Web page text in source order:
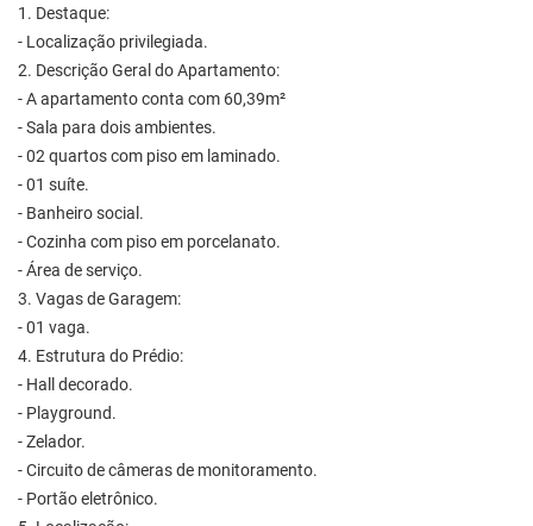
1. Destaque:
- Localização privilegiada.
2. Descrição Geral do Apartamento:
- A apartamento conta com 60,39m²
- Sala para dois ambientes.
- 02 quartos com piso em laminado.
- 01 suíte.
- Banheiro social.
- Cozinha com piso em porcelanato.
- Área de serviço.
3. Vagas de Garagem:
- 01 vaga.
4. Estrutura do Prédio:
- Hall decorado.
- Playground.
- Zelador.
- Circuito de câmeras de monitoramento.
- Portão eletrônico.